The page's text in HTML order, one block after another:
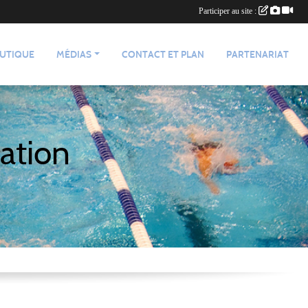
MÉDIAS CONTACT ET PLAN PARTENARIAT
Participer au site :